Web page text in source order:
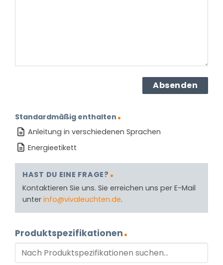
Standardmäßig enthalten
Anleitung in verschiedenen Sprachen
Energieetikett
HAST DU EINE FRAGE?
Kontaktieren Sie uns. Sie erreichen uns per E-Mail
unter info@vivaleuchten.de.
Produktspezifikationen